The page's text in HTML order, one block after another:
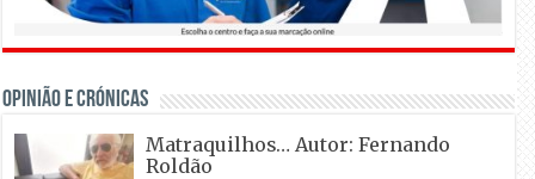
OPINIÃO E CRÓNICAS
Matraquilhos… Autor: Fernando
Roldão